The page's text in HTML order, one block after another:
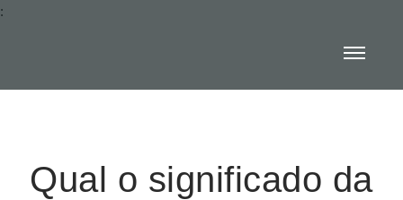
:
Qual o significado da